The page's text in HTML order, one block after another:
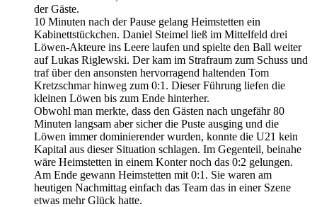
der Gäste.
10 Minuten nach der Pause gelang Heimstetten ein
Kabinettstückchen. Daniel Steimel ließ im Mittelfeld drei
Löwen-Akteure ins Leere laufen und spielte den Ball weiter
auf Lukas Riglewski. Der kam im Strafraum zum Schuss und
traf über den ansonsten hervorragend haltenden Tom
Kretzschmar hinweg zum 0:1. Dieser Führung liefen die
kleinen Löwen bis zum Ende hinterher.
Obwohl man merkte, dass den Gästen nach ungefähr 80
Minuten langsam aber sicher die Puste ausging und die
Löwen immer dominierender wurden, konnte die U21 kein
Kapital aus dieser Situation schlagen. Im Gegenteil, beinahe
wäre Heimstetten in einem Konter noch das 0:2 gelungen.
Am Ende gewann Heimstetten mit 0:1. Sie waren am
heutigen Nachmittag einfach das Team das in einer Szene
etwas mehr Glück hatte.